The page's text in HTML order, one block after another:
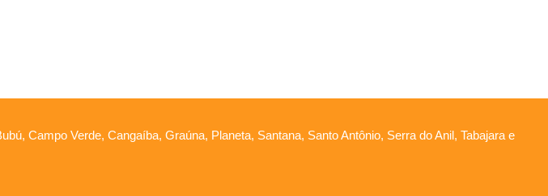
Campo Verde, Cangaíba, Graúna, Planeta, Santana, Santo Antônio, Serra do Anil, Tabajara e